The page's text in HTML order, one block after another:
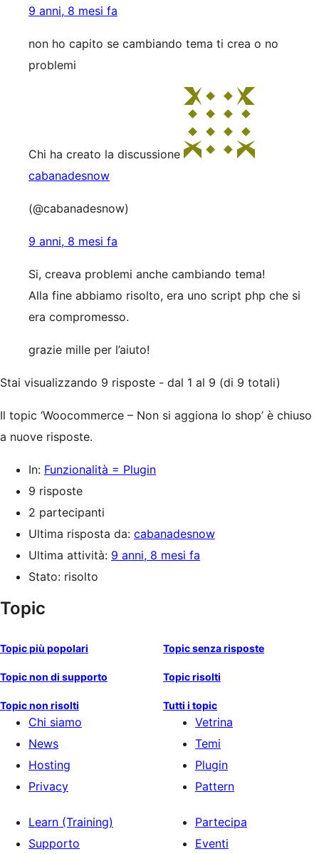
9 anni, 8 mesi fa
non ho capito se cambiando tema ti crea o no
problemi
Chi ha creato la discussione
cabanadesnow
(@cabanadesnow)
9 anni, 8 mesi fa
Si, creava problemi anche cambiando tema!
Alla fine abbiamo risolto, era uno script php che si
era compromesso.
grazie mille per l’aiuto!
Stai visualizzando 9 risposte - dal 1 al 9 (di 9 totali)
Il topic ‘Woocommerce – Non si aggiona lo shop’ è chiuso
a nuove risposte.
In: Funzionalità = Plugin
9 risposte
2 partecipanti
Ultima risposta da: cabanadesnow
Ultima attività: 9 anni, 8 mesi fa
Stato: risolto
Topic
Topic più popolari Topic senza risposte
Topic non di supporto Topic risolti
Topic non risolti Tutti i topic
Chi siamo
News
Hosting
Privacy
Vetrina
Temi
Plugin
Pattern
Learn (Training)
Supporto
Partecipa
Eventi